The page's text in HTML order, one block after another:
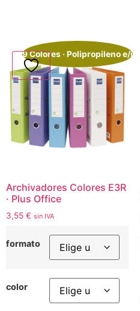
9 Colores · Polipropileno e/i
Archivadores Colores E3R
· Plus Office
3,55 € sin IVA
formato
color